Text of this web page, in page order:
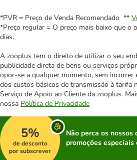
*PVR = Preço de Venda Recomendado **
*Preço regular = O preço mais baixo que o
dias.
A zooplus tem o direito de utilizar o seu
publicidade direta de bens ou serviços
opor-se a qualquer momento, sem incorrer
dos custos básicos de transmissão à tarifa
Serviço de Apoio ao Cliente da zooplus.
nossa Política de Privacidade
5%
de desconto
por subscrever
Não perca os nossos
promoções especiais